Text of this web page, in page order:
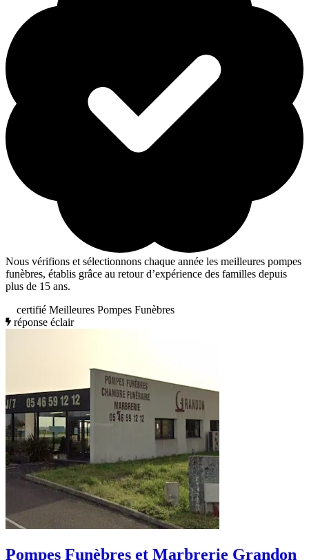
Nous vérifions et sélectionnons chaque année les meilleures pompes
funèbres, établis grâce au retour d’expérience des familles depuis
plus de 15 ans.
certifié Meilleures Pompes Funèbres
réponse éclair
Pompes Funèbres et Marbrerie Grandon